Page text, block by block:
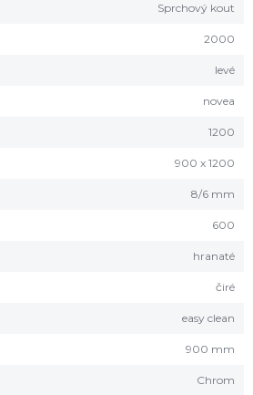
Sprchový kout
2000
levé
novea
1200
900 x 1200
8/6 mm
600
hranaté
čiré
easy clean
900 mm
Chrom